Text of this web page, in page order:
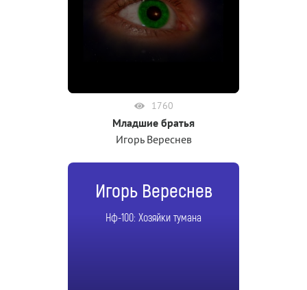
1760
Младшие братья
Игорь Вереснев
Игорь Вереснев
Нф-100: Хозяйки тумана